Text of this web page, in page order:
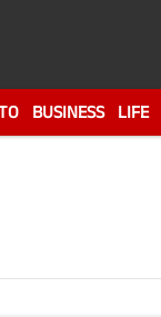
BUSINESS LIFE